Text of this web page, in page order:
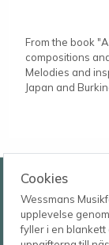
Cookies
Wessmans
upplevelse
fyller i en blankett
From the book
compositions
Melodies and
Japan and
Wessmans
Leverans- och
Bingebygatan 11 B
621 41 VISBY